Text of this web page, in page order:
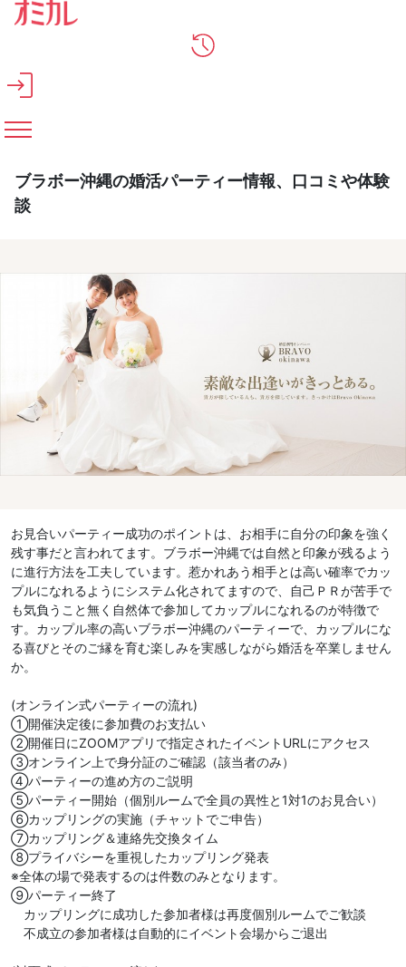
メインコンテンツへスキップ
ブラボー沖縄の婚活パーティー情報、口コミや体験
談
お見合いパーティー成功のポイントは、お相手に自分の印象を強く
残す事だと言われてます。ブラボー沖縄では自然と印象が残るよう
に進行方法を工夫しています。惹かれあう相手とは高い確率でカッ
プルになれるようにシステム化されてますので、自己ＰＲが苦手で
も気負うこと無く自然体で参加してカップルになれるのが特徴で
す。カップル率の高いブラボー沖縄のパーティーで、カップルにな
る喜びとそのご縁を育む楽しみを実感しながら婚活を卒業しません
か。
(オンライン式パーティーの流れ)
①開催決定後に参加費のお支払い
②開催日にZOOMアプリで指定されたイベントURLにアクセス
③オンライン上で身分証のご確認（該当者のみ）
④パーティーの進め方のご説明
⑤パーティー開始（個別ルームで全員の異性と1対1のお見合い）
⑥カップリングの実施（チャットでご申告）
⑦カップリング＆連絡先交換タイム
⑧プライバシーを重視したカップリング発表
※全体の場で発表するのは件数のみとなります。
⑨パーティー終了
カップリングに成功した参加者様は再度個別ルームでご歓談
不成立の参加者様は自動的にイベント会場からご退出